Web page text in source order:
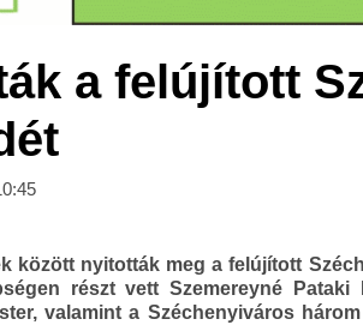
a felújított
között nyitották meg a felújított
részt vett Szemereyné
valamint a Széchenyiváros